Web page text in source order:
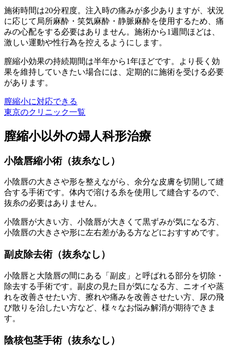
施術時間は20分程度。注入時の痛みが多少ありますが、状況
に応じて局所麻酔・笑気麻酔・静脈麻酔を使用するため、痛
みの心配をする必要はありません。施術から1週間ほどは、
激しい運動や性行為を控えるようにします。
膣縮小効果の持続期間は半年から1年ほどです。より長く効
果を維持していきたい場合には、定期的に施術を受ける必要
があります。
膣縮小に対応できる
東京のクリニック一覧
膣縮小以外の婦人科形治療
小陰唇縮小術（抜糸なし）
小陰唇の大きさや形を整えながら、余分な皮膚を切開して縫
合する手術です。体内で溶ける糸を使用して縫合するので、
抜糸の必要はありません。
小陰唇が大きい方、小陰唇が大きくて黒ずみが気になる方、
小陰唇の大きさや形に左右差がある方などにおすすめです。
副皮除去術（抜糸なし）
小陰唇と大陰唇の間にある「副皮」と呼ばれる部分を切除・
除去する手術です。副皮の見た目が気になる方、ニオイや蒸
れを改善させたい方、擦れや痛みを改善させたい方、尿の飛
び散りを治したい方など、様々なお悩み解消が期待できま
す。
陰核包茎手術（抜糸なし）